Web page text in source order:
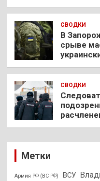
СВОДКИ
В
срыве
СВОДКИ
Метки
Армия РФ (ВС РФ) ВСУ